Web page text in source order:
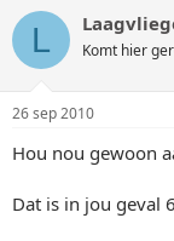
L Komt hier
26 sep 2010
Hou nou gewoon
Dat is in jou geval